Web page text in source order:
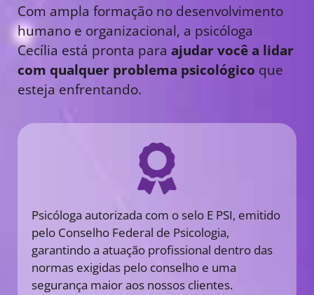
Com ampla formação no desenvolvimento
humano e organizacional, a psicóloga
Cecília está pronta para ajudar você a lidar
com qualquer problema psicológico que
esteja enfrentando.
Psicóloga autorizada com o selo E PSI, emitido
pelo Conselho Federal de Psicologia,
garantindo a atuação profissional dentro das
normas exigidas pelo conselho e uma
segurança maior aos nossos clientes.